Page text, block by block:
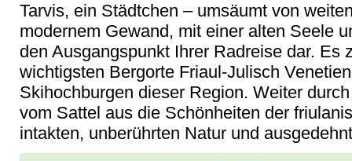
Tarvis, ein Städtchen – umsäumt von
modernem Gewand, mit einer alten Seele
den Ausgangspunkt Ihrer Radreise dar. Es
wichtigsten Bergorte Friaul-Julisch
Skihochburgen dieser Region. Weiter
vom Sattel aus die Schönheiten der
intakten, unberührten Natur und